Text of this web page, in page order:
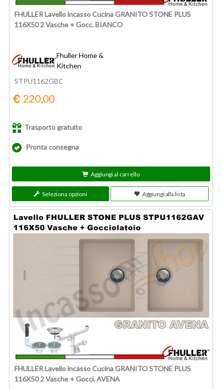
FHULLER Lavello incasso Cucina GRANITO STONE PLUS
116X50 2 Vasche + Gocc. BIANCO
Fhuller Home &
Kitchen
STPU1162GBC
220,00
Trasporto gratuito
Pronta consegna
Aggiungi al carrello
Seleziona opzioni Aggiungi alla lista
FHULLER Lavello incasso Cucina GRANITO STONE PLUS
116X50 2 Vasche + Gocci. AVENA